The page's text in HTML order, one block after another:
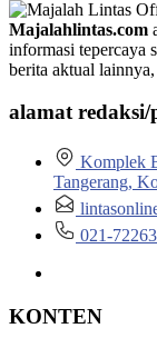
Majalahlintas.com
informasi tepercaya
berita aktual
alamat redaksi/
Komplek
Tangerang,
021-
KONTEN